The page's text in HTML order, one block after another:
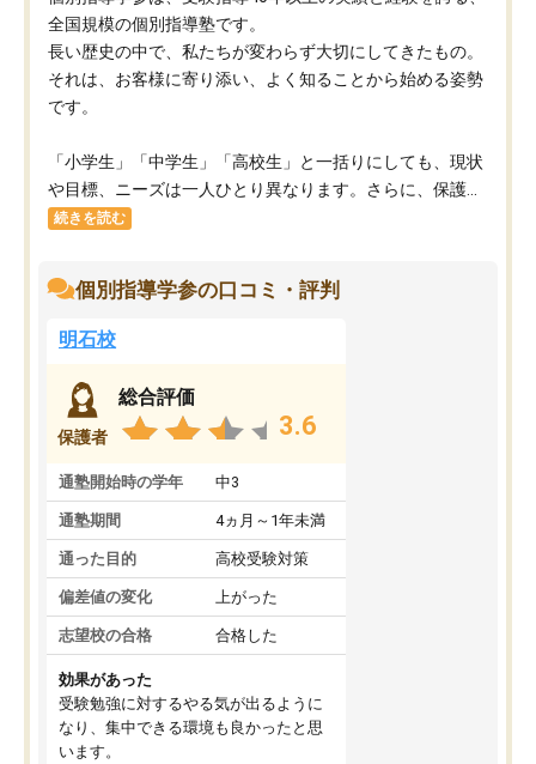
全国規模の個別指導塾です。
長い歴史の中で、私たちが変わらず大切にしてきたもの。
それは、お客様に寄り添い、よく知ることから始める姿勢
です。
「小学生」「中学生」「高校生」と一括りにしても、現状
や目標、ニーズは一人ひとり異なります。さらに、保護...
続きを読む
個別指導学参の口コミ・評判
明石校
保護者
総合評価
3.6
通塾開始時の学年 中3
通塾期間 4ヵ月～1年未満
通った目的 高校受験対策
偏差値の変化 上がった
志望校の合格 合格した
効果があった
受験勉強に対するやる気が出るように
なり、集中できる環境も良かったと思
います。